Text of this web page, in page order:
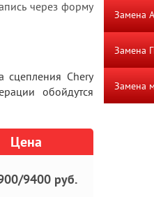
через форму
сцепления Chery
обойдутся
Цена
9400 руб.
Замена
Замена
Замена